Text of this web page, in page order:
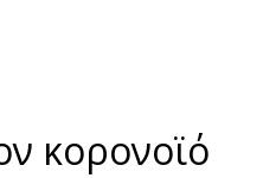
κορονοϊό